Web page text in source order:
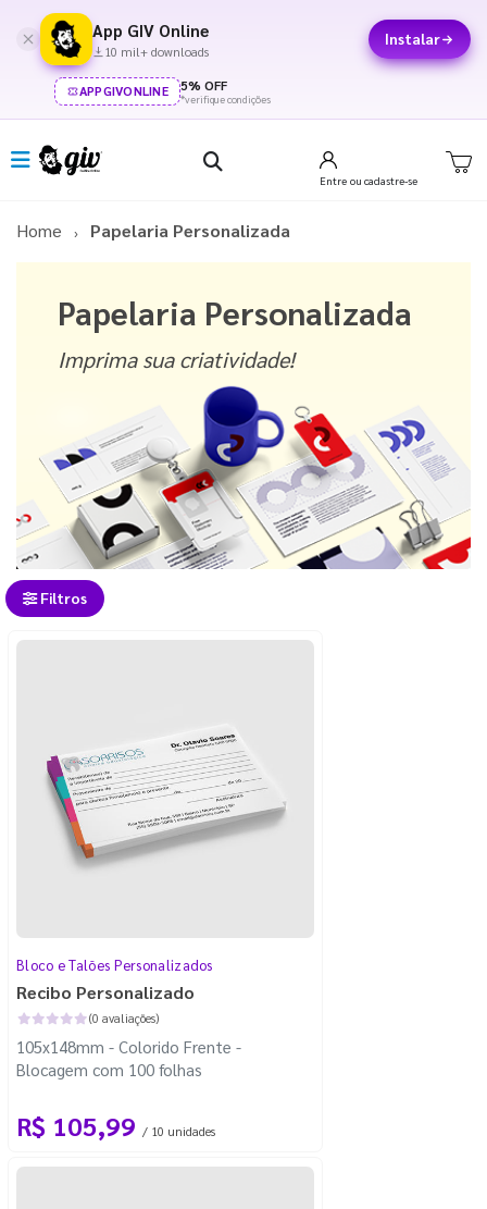
App GIV Online
10 mil+ downloads
Instalar
APPGIVONLINE 5% OFF
*verifique condições
Entre ou cadastre-se
Home Papelaria Personalizada
Papelaria Personalizada
Imprima sua criatividade!
Filtros
Bloco e Talões Personalizados
Recibo Personalizado
(0 avaliações)
105x148mm - Colorido Frente -
Blocagem com 100 folhas
R$ 105,99 / 10 unidades